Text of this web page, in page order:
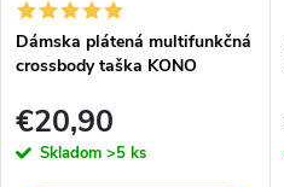
Dámska plátená multifunkčná
crossbody taška KONO
€20,90
Skladom >5 ks